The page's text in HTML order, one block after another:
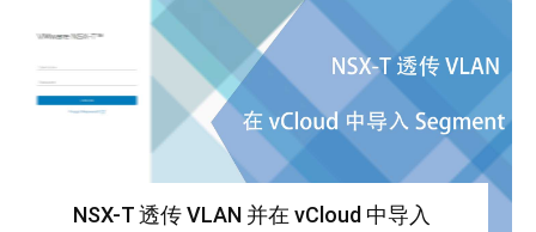
NSX-T 透传 VLAN 并在 vCloud 中导入